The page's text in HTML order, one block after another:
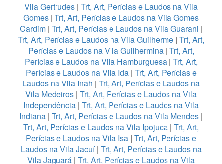
Vila Gertrudes | Trt, Art, Perícias e Laudos na Vila
Gomes | Trt, Art, Perícias e Laudos na Vila Gomes
Cardim| Trt, Art, Perícias e Laudos na Vila Guarani |
Trt, Art, Perícias e Laudos na Vila Guilherme | Trt, Art,
Perícias e Laudos na Vila Guilhermina| Trt, Art,
Perícias e Laudos na Vila Hamburguesa| Trt, Art,
Perícias e Laudos na Vila Ida| Trt, Art, Perícias e
Laudos na Vila Inah | Trt, Art, Perícias e Laudos na
Vila Medeiros | Trt, Art, Perícias e Laudos na Vila
Independência | Trt, Art, Perícias e Laudos na Vila
Indiana | Trt, Art, Perícias e Laudos na Vila Mendes |
Trt, Art, Perícias e Laudos na Vila Ipojuca | Trt, Art,
Perícias e Laudos na Vila Isa | Trt, Art, Perícias e
Laudos na Vila Jacuí| Trt, Art, Perícias e Laudos na
Vila Jaguará | Trt, Art, Perícias e Laudos na Vila